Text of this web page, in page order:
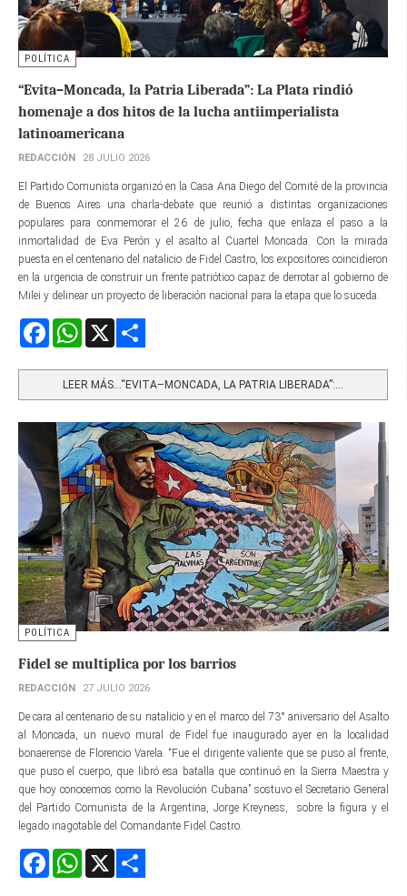
POLÍTICA
“Evita–Moncada, la Patria Liberada”: La Plata rindió
homenaje a dos hitos de la lucha antiimperialista
latinoamericana
REDACCIÓN 28 JULIO 2026
El Partido Comunista organizó en la Casa Ana Diego del Comité de la provincia
de Buenos Aires una charla-debate que reunió a distintas organizaciones
populares para conmemorar el 26 de julio, fecha que enlaza el paso a la
inmortalidad de Eva Perón y el asalto al Cuartel Moncada. Con la mirada
puesta en el centenario del natalicio de Fidel Castro, los expositores coincidieron
en la urgencia de construir un frente patriótico capaz de derrotar al gobierno de
Milei y delinear un proyecto de liberación nacional para la etapa que lo suceda.
FacebookWhatsApp
LEER MÁS…“EVITA–MONCADA, LA PATRIA LIBERADA”:...
POLÍTICA
Fidel se multiplica por los barrios
REDACCIÓN 27 JULIO 2026
De cara al centenario de su natalicio y en el marco del 73° aniversario del Asalto
al Moncada, un nuevo mural de Fidel fue inaugurado ayer en la localidad
bonaerense de Florencio Varela. “Fue el dirigente valiente que se puso al frente,
que puso el cuerpo, que libró esa batalla que continuó en la Sierra Maestra y
que hoy conocemos como la Revolución Cubana” sostuvo el Secretario General
del Partido Comunista de la Argentina, Jorge Kreyness, sobre la figura y el
legado inagotable del Comandante Fidel Castro.
FacebookWhatsApp